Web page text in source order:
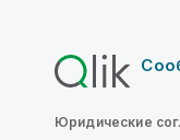
Юридические